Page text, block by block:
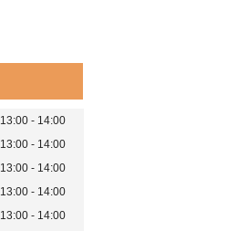
13:00
14:00
13:00
14:00
13:00
14:00
13:00
14:00
13:00
14:00